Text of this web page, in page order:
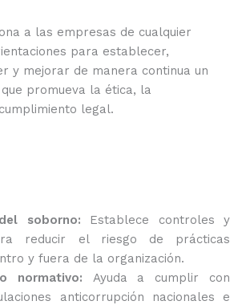
a las empresas de cualquier
para establecer,
y mejorar de manera continua un
promueva la ética, la
legal.
soborno: Establece controles y
reducir el riesgo de prácticas
y fuera de la organización.
normativo: Ayuda a cumplir con
anticorrupción nacionales e